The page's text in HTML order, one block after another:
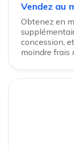
Vendez au
Obtenez en
concession,
moindre frais